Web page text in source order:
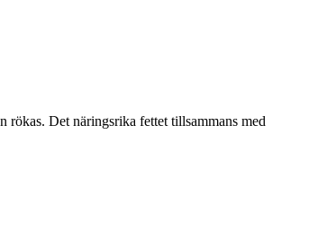
Det näringsrika fettet tillsammans med